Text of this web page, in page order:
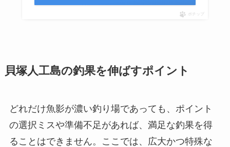
ポチップ
貝塚人工島の釣果を伸ばすポイント
どれだけ魚影が濃い釣り場であっても、ポイント
の選択ミスや準備不足があれば、満足な釣果を得
ることはできません。ここでは、広大かつ特殊な